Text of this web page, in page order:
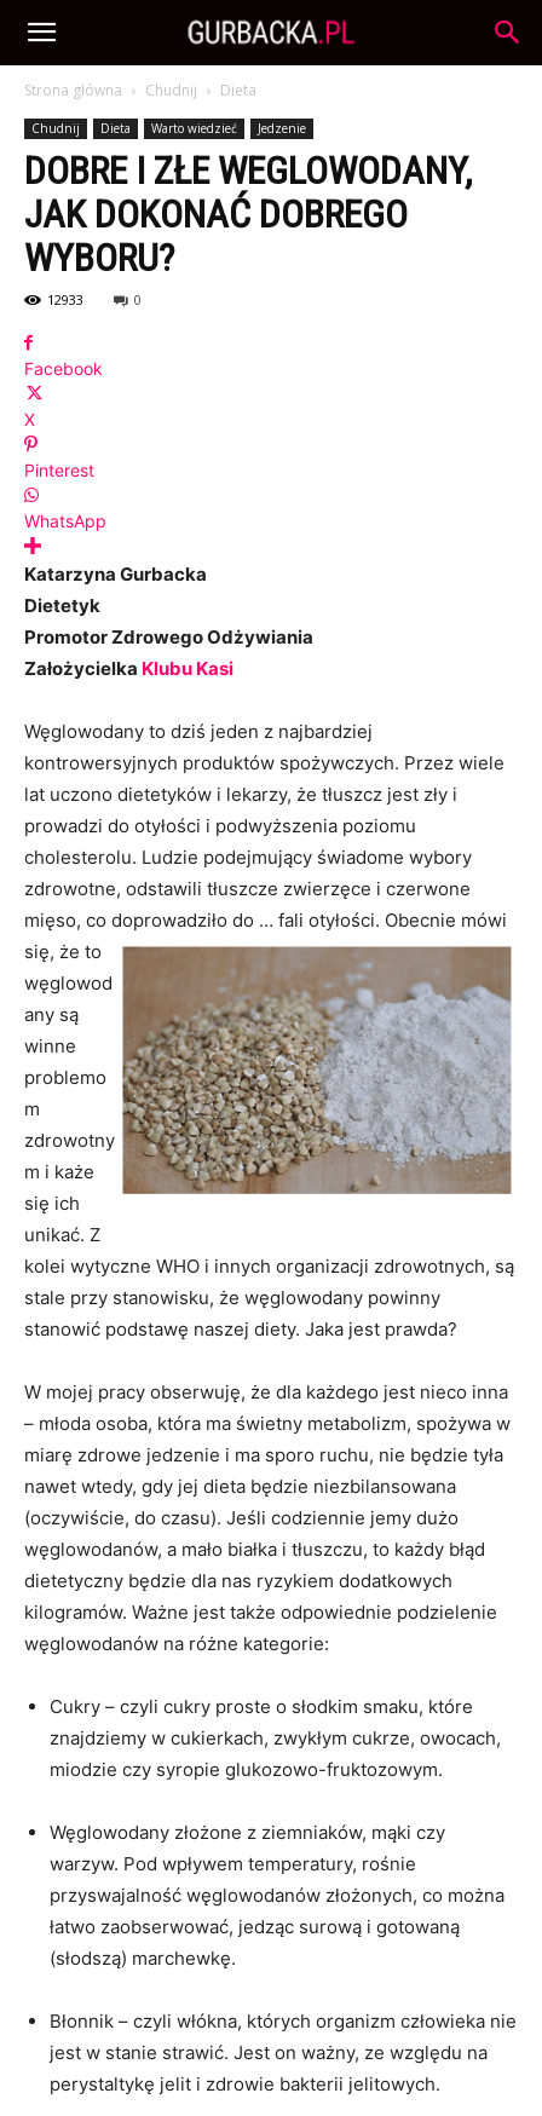
Strona główna Chudnij Dieta
Chudnij Dieta Warto wiedzieć Jedzenie
DOBRE I ZŁE WEGLOWODANY,
JAK DOKONAĆ DOBREGO
WYBORU?
12933 0
Facebook
X
Pinterest
WhatsApp
Katarzyna Gurbacka
Dietetyk
Promotor Zdrowego Odżywiania
Założycielka Klubu Kasi
Węglowodany to dziś jeden z najbardziej
kontrowersyjnych produktów spożywczych. Przez wiele
lat uczono dietetyków i lekarzy, że tłuszcz jest zły i
prowadzi do otyłości i podwyższenia poziomu
cholesterolu. Ludzie podejmujący świadome wybory
zdrowotne, odstawili tłuszcze zwierzęce i czerwone
mięso, co doprowadziło do … fali otyłości. Obecnie mówi
się, że to
węglowod
any są
winne
problemo
m
zdrowotny
m i każe
się ich
unikać. Z
kolei wytyczne WHO i innych organizacji zdrowotnych, są
stale przy stanowisku, że węglowodany powinny
stanowić podstawę naszej diety. Jaka jest prawda?
W mojej pracy obserwuję, że dla każdego jest nieco inna
– młoda osoba, która ma świetny metabolizm, spożywa w
miarę zdrowe jedzenie i ma sporo ruchu, nie będzie tyła
nawet wtedy, gdy jej dieta będzie niezbilansowana
(oczywiście, do czasu). Jeśli codziennie jemy dużo
węglowodanów, a mało białka i tłuszczu, to każdy błąd
dietetyczny będzie dla nas ryzykiem dodatkowych
kilogramów. Ważne jest także odpowiednie podzielenie
węglowodanów na różne kategorie:
Cukry – czyli cukry proste o słodkim smaku, które
znajdziemy w cukierkach, zwykłym cukrze, owocach,
miodzie czy syropie glukozowo-fruktozowym.
Węglowodany złożone z ziemniaków, mąki czy
warzyw. Pod wpływem temperatury, rośnie
przyswajalność węglowodanów złożonych, co można
łatwo zaobserwować, jedząc surową i gotowaną
(słodszą) marchewkę.
Błonnik – czyli włókna, których organizm człowieka nie
jest w stanie strawić. Jest on ważny, ze względu na
perystaltykę jelit i zdrowie bakterii jelitowych.